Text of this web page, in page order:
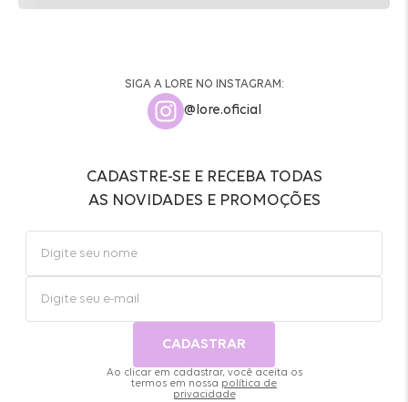
SIGA A LORE NO INSTAGRAM:
@lore.oficial
CADASTRE-SE E RECEBA TODAS
AS NOVIDADES E PROMOÇÕES
CADASTRAR
Ao clicar em cadastrar, você aceita os
termos em nossa política de
privacidade